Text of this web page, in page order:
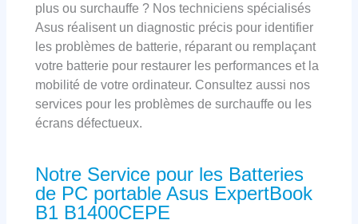
plus ou surchauffe ? Nos techniciens spécialisés
Asus réalisent un diagnostic précis pour identifier
les problèmes de batterie, réparant ou remplaçant
votre batterie pour restaurer les performances et la
mobilité de votre ordinateur. Consultez aussi nos
services pour les problèmes de surchauffe ou les
écrans défectueux.
Notre Service pour les Batteries
de PC portable Asus ExpertBook
B1 B1400CEPE